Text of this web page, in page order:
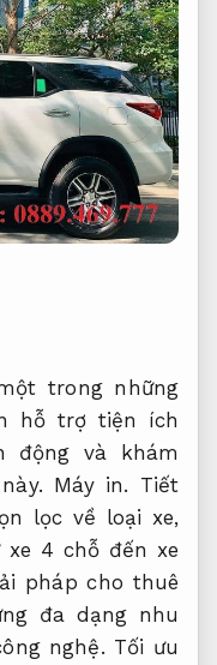
trong những
hỗ trợ tiện ích
động và khám
Máy in. Tiết
lọc về loại xe,
xe 4 chỗ đến xe
pháp cho thuê
đa dạng nhu
nghệ. Tối ưu